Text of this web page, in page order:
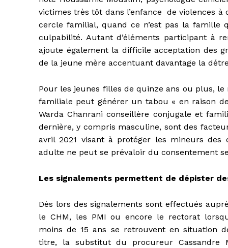
victimes très tôt dans l’enfance de violences
cercle familial, quand ce n’est pas la
culpabilité. Autant d’éléments participant à
ajoute également la difficile acceptation des
de la jeune mère accentuant davantage la
Pour les jeunes filles de quinze ans ou plus,
familiale peut générer un tabou « en raison
Warda Chanrani conseillère conjugale et
dernière, y compris masculine, sont des
avril 2021 visant à protéger les mineurs des
adulte ne peut se prévaloir du consentement
Les signalements permettent de dépister
Dès lors des signalements sont effectués
le CHM, les PMI ou encore le rectorat
moins de 15 ans se retrouvent en situation
titre, la substitut du procureur Cassandre